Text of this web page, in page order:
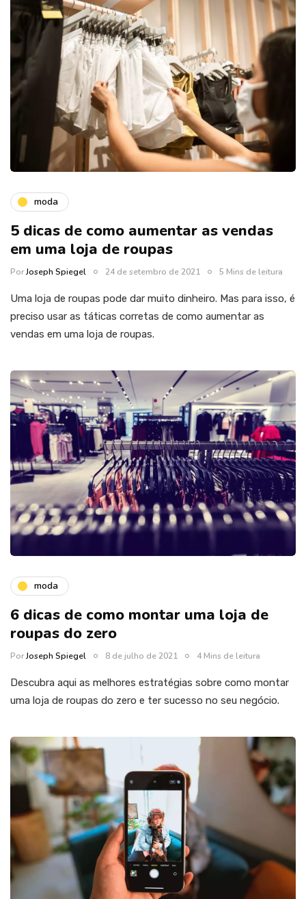
moda
5 dicas de como aumentar as vendas
em uma loja de roupas
PorJoseph Spiegel 24 de setembro de 2021 5 Mins de leitura
Uma loja de roupas pode dar muito dinheiro. Mas para isso, é
preciso usar as táticas corretas de como aumentar as
vendas em uma loja de roupas.
moda
6 dicas de como montar uma loja de
roupas do zero
PorJoseph Spiegel 8 de julho de 2021 4 Mins de leitura
Descubra aqui as melhores estratégias sobre como montar
uma loja de roupas do zero e ter sucesso no seu negócio.